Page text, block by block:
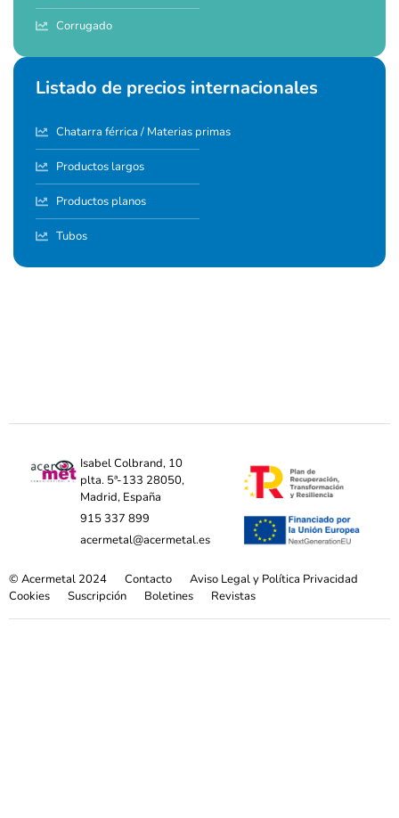
Corrugado
Listado de precios internacionales
Chatarra férrica / Materias primas
Productos largos
Productos planos
Tubos
Isabel Colbrand, 10
plta. 5ª-133 28050,
Madrid, España
915 337 899
acermetal@acermetal.es
© Acermetal 2024 Contacto
Aviso Legal y Política Privacidad
Cookies
Suscripción Boletines Revistas